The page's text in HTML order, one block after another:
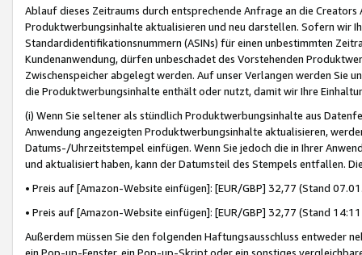
Ablauf dieses Zeitraums durch entsprechende Anfrage an die
Produktwerbungsinhalte aktualisieren und neu darstellen. Sofern wir
Standardidentifikationsnummern (ASINs) für einen unbestimmten
Kundenanwendung, dürfen unbeschadet des Vorstehenden
Zwischenspeicher abgelegt werden. Auf unser Verlangen werden Sie
die Produktwerbungsinhalte enthält oder nutzt, damit wir Ihre
(i) Wenn Sie seltener als stündlich Produktwerbungsinhalte aus
Anwendung angezeigten Produktwerbungsinhalte aktualisieren,
Datums-/Uhrzeitstempel einfügen. Wenn Sie jedoch die in Ihrer
und aktualisiert haben, kann der Datumsteil des Stempels entfallen.
• Preis auf [Amazon-Website einfügen]: [EUR/GBP] 32,77 (Stand
• Preis auf [Amazon-Website einfügen]: [EUR/GBP] 32,77 (Stand
Außerdem müssen Sie den folgenden Haftungsausschluss entweder
ein Pop-up-Fenster, ein Pop-up-Skript oder ein sonstiges